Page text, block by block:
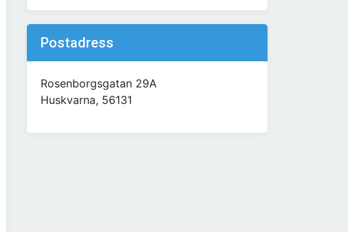
Postadress
Rosenborgsgatan 29A
Huskvarna, 56131